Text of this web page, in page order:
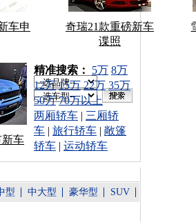
车申
奇瑞21款重磅新车
谍照
车
车型搜索：
精准搜索： 5万 8万
12万 15万 22万 35万
50万 70万以上
两厢轿车 | 三厢轿
车 | 旅行轿车 | 敞篷
轿车 | 运动轿车
型 中大型 豪华型 SUV